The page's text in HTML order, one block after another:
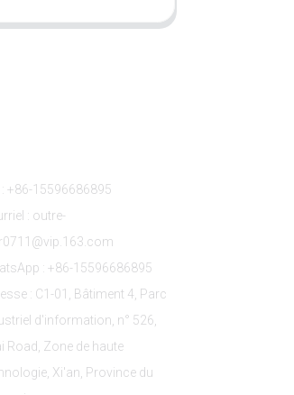
: +86-15596686895
: outre-
: +86-15596686895
: C1-01, Bâtiment 4, Parc
d'information, n° 526,
Road, Zone de haute
Xi'an, Province du